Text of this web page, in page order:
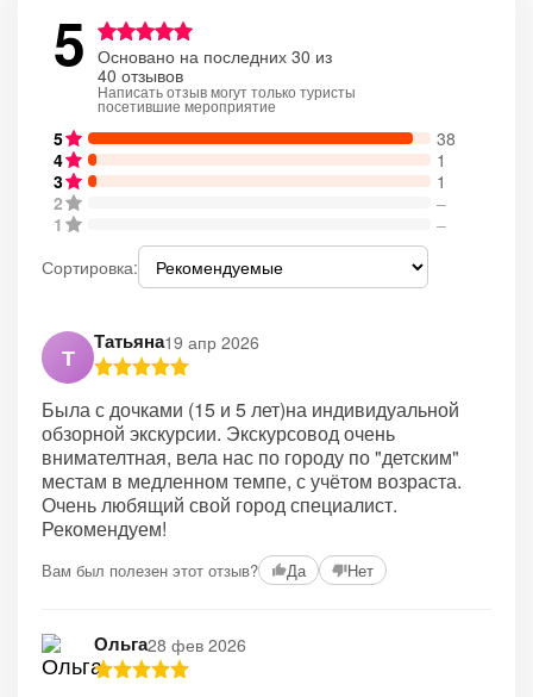
5 Основано на последних 30 из
40 отзывов
Написать отзыв могут только туристы
посетившие мероприятие
5
38
4
1
3
1
2
–
1
–
Сортировка:
Т
Татьяна19 апр 2026
Была с дочками (15 и 5 лет)на индивидуальной
обзорной экскурсии. Экскурсовод очень
внимателтная, вела нас по городу по "детским"
местам в медленном темпе, с учётом возраста.
Очень любящий свой город специалист.
Рекомендуем!
Вам был полезен этот отзыв? Да Нет
Ольга28 фев 2026